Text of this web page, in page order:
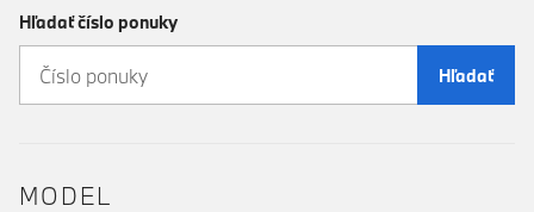
Hľadať číslo ponuky
Hľadať
MODEL